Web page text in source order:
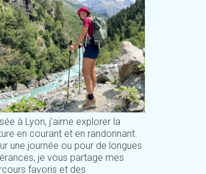
à Lyon, j'aime explorer la
en courant et en randonnant.
une journée ou pour de longues
je vous partage mes
favoris et des